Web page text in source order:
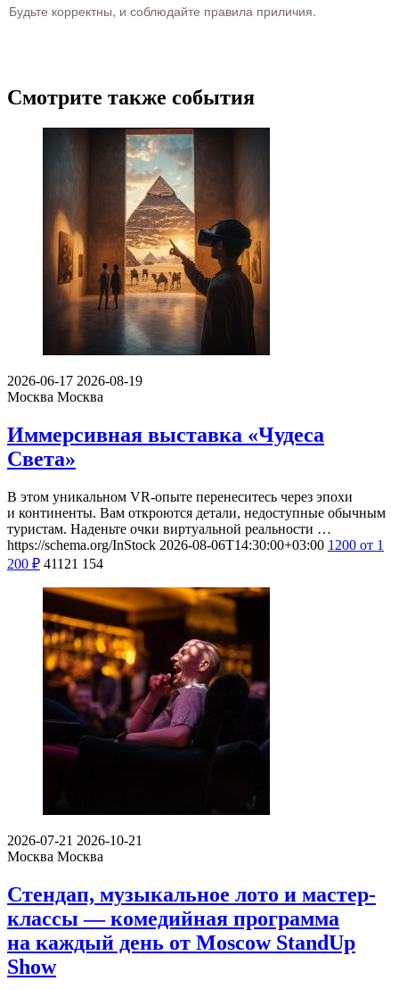
Будьте корректны, и соблюдайте правила приличия.
Смотрите также события
2026-06-17 2026-08-19
Москва Москва
Иммерсивная выставка «Чудеса
Света»
В этом уникальном VR-опыте перенеситесь через эпохи
и континенты. Вам откроются детали, недоступные обычным
туристам. Наденьте очки виртуальной реальности …
https://schema.org/InStock 2026-08-06T14:30:00+03:00 1200 от 1
200 ₽ 41121 154
2026-07-21 2026-10-21
Москва Москва
Стендап, музыкальное лото и мастер-
классы — комедийная программа
на каждый день от Moscow StandUp
Show